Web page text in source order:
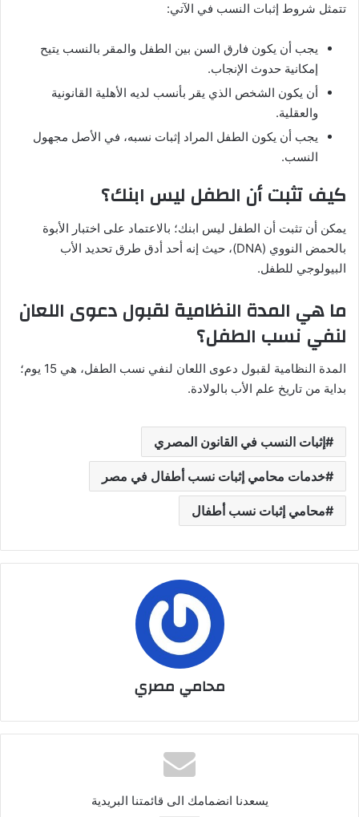
تتمثل شروط إثبات النسب في الآتي:
يجب أن يكون فارق السن بين الطفل والمقر بالنسب يتيح
إمكانية حدوث الإنجاب.
أن يكون الشخص الذي يقر بأنسب لديه الأهلية القانونية
والعقلية.
يجب أن يكون الطفل المراد إثبات نسبه، في الأصل مجهول
النسب.
كيف تثبت أن الطفل ليس ابنك؟
يمكن أن تثبت أن الطفل ليس ابنك؛ بالاعتماد على اختبار الأبوة
بالحمض النووي (DNA)، حيث إنه أحد أدق طرق تحديد الأب
البيولوجي للطفل.
ما هي المدة النظامية لقبول دعوى اللعان
لنفي نسب الطفل؟
المدة النظامية لقبول دعوى اللعان لنفي نسب الطفل، هي 15 يوم؛
بداية من تاريخ علم الأب بالولادة.
إثبات النسب في القانون المصري
خدمات محامي إثبات نسب أطفال في مصر
محامي إثبات نسب أطفال
محامي مصري
يسعدنا انضمامك الى قائمتنا البريدية